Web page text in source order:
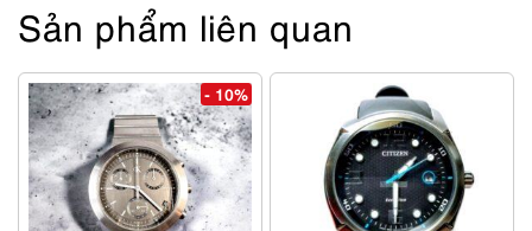
Sản phẩm liên quan
- 10%